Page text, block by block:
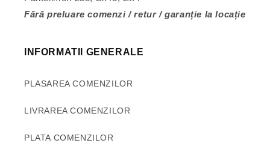
Fără preluare comenzi / retur / garanție la locație
INFORMATII GENERALE
PLASAREA COMENZILOR
LIVRAREA COMENZILOR
PLATA COMENZILOR